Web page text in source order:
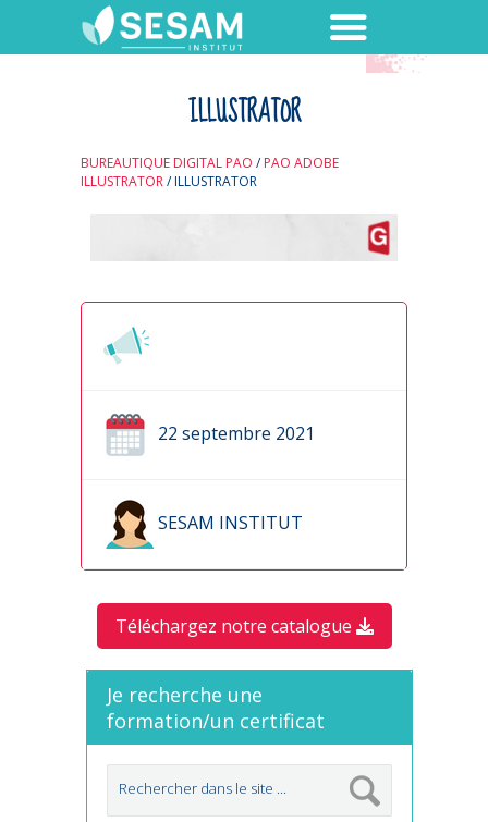
ILLUSTRATOR
BUREAUTIQUE DIGITAL PAO /PAO ADOBE
ILLUSTRATOR/ILLUSTRATOR
22 septembre 2021
SESAM INSTITUT
Téléchargez notre catalogue
Je recherche une
formation/un certificat